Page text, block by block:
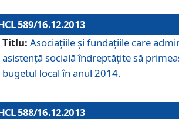
589/16.12.2013
Titlu: Asociaţiile şi fundaţiile care
asistenţă socială îndreptăţite să
bugetul local în anul 2014.
588/16.12.2013